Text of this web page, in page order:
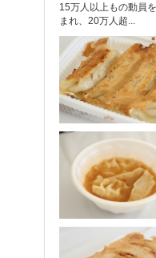
15万人以上もの動員
まれ、20万人超...